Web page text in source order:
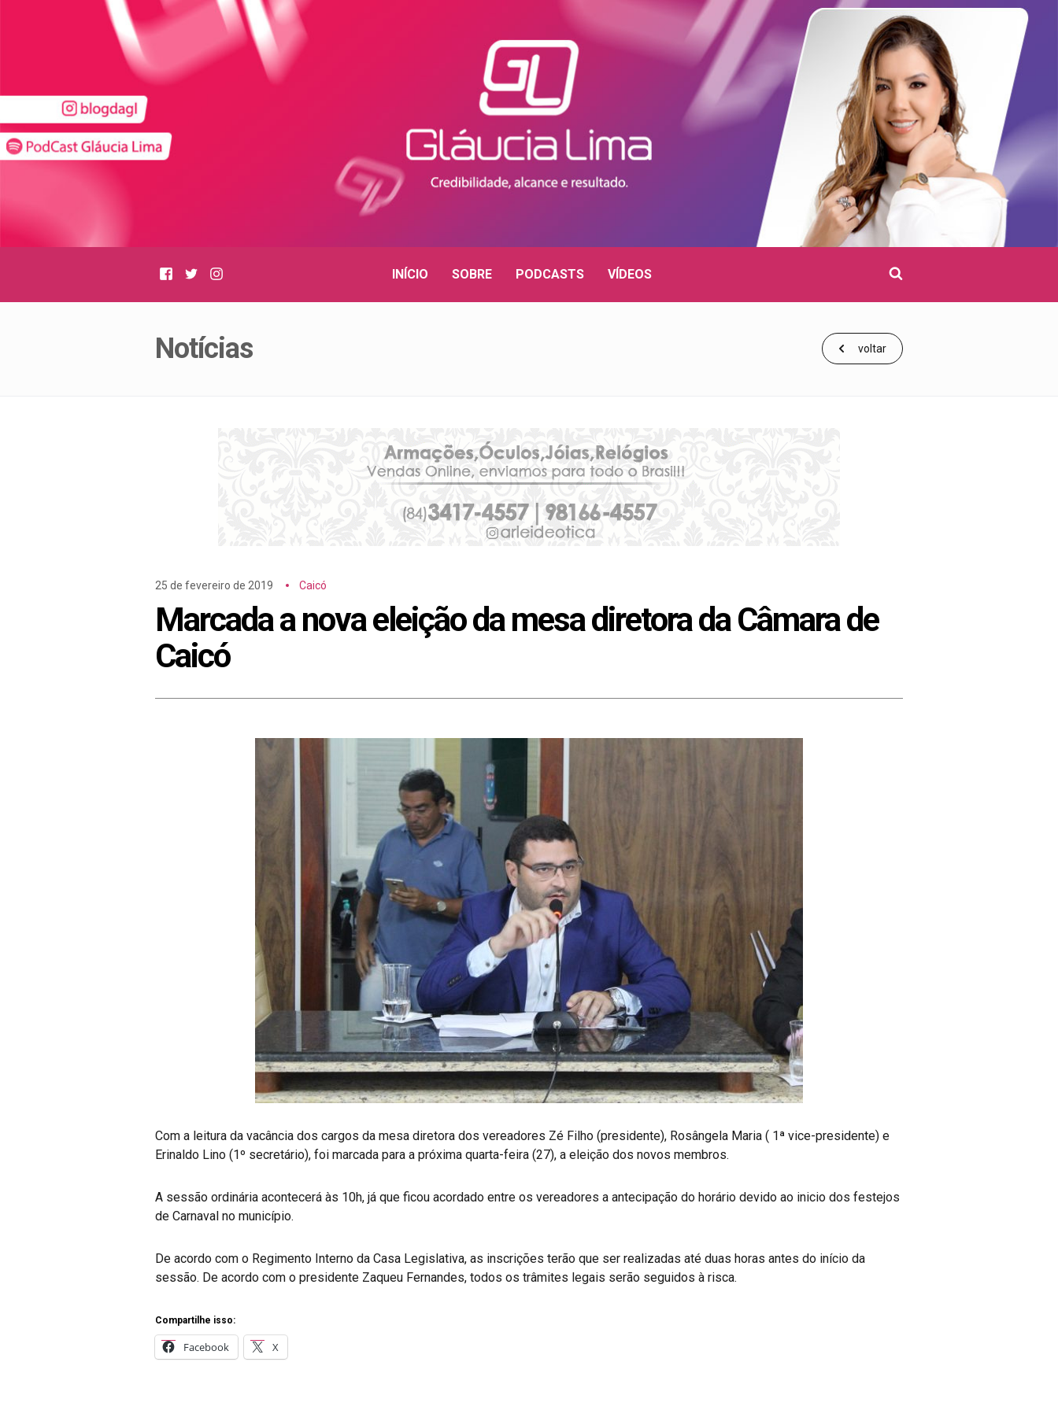
Facebook
Twitter
pesquisar
INÍCIO SOBRE PODCASTS VÍDEOS
Notícias voltar
25 de fevereiro de 2019 Caicó
Marcada a nova eleição da mesa diretora da Câmara de
Caicó
Com a leitura da vacância dos cargos da mesa diretora dos vereadores Zé Filho (presidente), Rosângela Maria ( 1ª vice-presidente) e
Erinaldo Lino (1º secretário), foi marcada para a próxima quarta-feira (27), a eleição dos novos membros.
A sessão ordinária acontecerá às 10h, já que ficou acordado entre os vereadores a antecipação do horário devido ao inicio dos festejos
de Carnaval no município.
De acordo com o Regimento Interno da Casa Legislativa, as inscrições terão que ser realizadas até duas horas antes do início da
sessão. De acordo com o presidente Zaqueu Fernandes, todos os trâmites legais serão seguidos à risca.
Compartilhe isso:
Facebook X